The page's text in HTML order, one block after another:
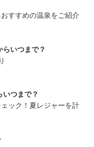
すすめの温泉をご紹介
いつまで？
つまで？
ック！夏レジャーを計